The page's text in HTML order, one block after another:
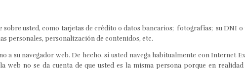
sobre usted, como tarjetas de crédito o datos bancarios; fotografías; su DNI
personales, personalización de contenidos, etc.
a su navegador web. De hecho, si usted navega habitualmente con Internet
no se da cuenta de que usted es la misma persona porque en